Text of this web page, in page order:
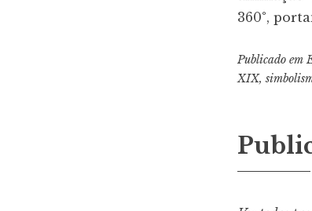
360°,
Publicado em
XIX,